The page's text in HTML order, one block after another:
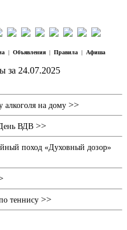
| Объявления | Правила | Афиша
за 24.07.2025
алкоголя на дому >>
ВДВ >>
поход «Духовный дозор»
теннису >>